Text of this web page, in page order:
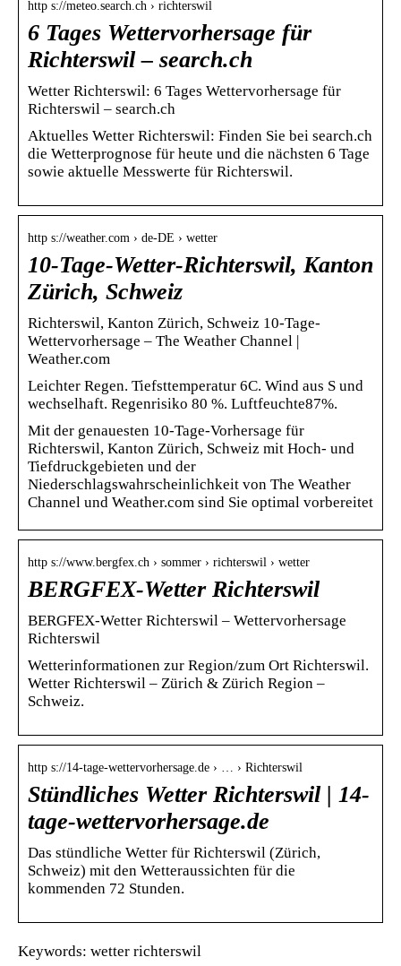
http s://meteo.search.ch › richterswil
6 Tages Wettervorhersage für
Richterswil – search.ch
Wetter Richterswil: 6 Tages Wettervorhersage für
Richterswil – search.ch
Aktuelles Wetter Richterswil: Finden Sie bei search.ch
die Wetterprognose für heute und die nächsten 6 Tage
sowie aktuelle Messwerte für Richterswil.
http s://weather.com › de-DE › wetter
10-Tage-Wetter-Richterswil, Kanton
Zürich, Schweiz
Richterswil, Kanton Zürich, Schweiz 10-Tage-
Wettervorhersage – The Weather Channel |
Weather.com
Leichter Regen. Tiefsttemperatur 6C. Wind aus S und
wechselhaft. Regenrisiko 80 %. Luftfeuchte87%.
Mit der genauesten 10-Tage-Vorhersage für
Richterswil, Kanton Zürich, Schweiz mit Hoch- und
Tiefdruckgebieten und der
Niederschlagswahrscheinlichkeit von The Weather
Channel und Weather.com sind Sie optimal vorbereitet
http s://www.bergfex.ch › sommer › richterswil › wetter
BERGFEX-Wetter Richterswil
BERGFEX-Wetter Richterswil – Wettervorhersage
Richterswil
Wetterinformationen zur Region/zum Ort Richterswil.
Wetter Richterswil – Zürich & Zürich Region –
Schweiz.
http s://14-tage-wettervorhersage.de › … › Richterswil
Stündliches Wetter Richterswil | 14-
tage-wettervorhersage.de
Das stündliche Wetter für Richterswil (Zürich,
Schweiz) mit den Wetteraussichten für die
kommenden 72 Stunden.
Keywords: wetter richterswil